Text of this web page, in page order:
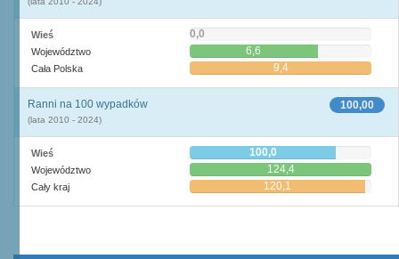
Wieś 0,0
Województwo 6,6
Cała Polska 9,4
100,00
Ranni na 100 wypadków
(lata 2010 - 2024)
Wieś 100,0
Województwo 124,4
Cały kraj 120,1